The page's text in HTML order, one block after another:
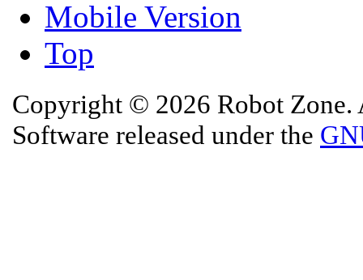
Mobile Version
Top
Copyright © 2026 Robot Zone.
Software released under the